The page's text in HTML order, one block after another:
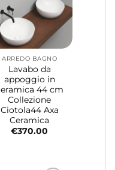
ARREDO BAGNO
Lavabo da
appoggio in
44 cm
Collezione
Ciotola44 Axa
Ceramica
€370.00